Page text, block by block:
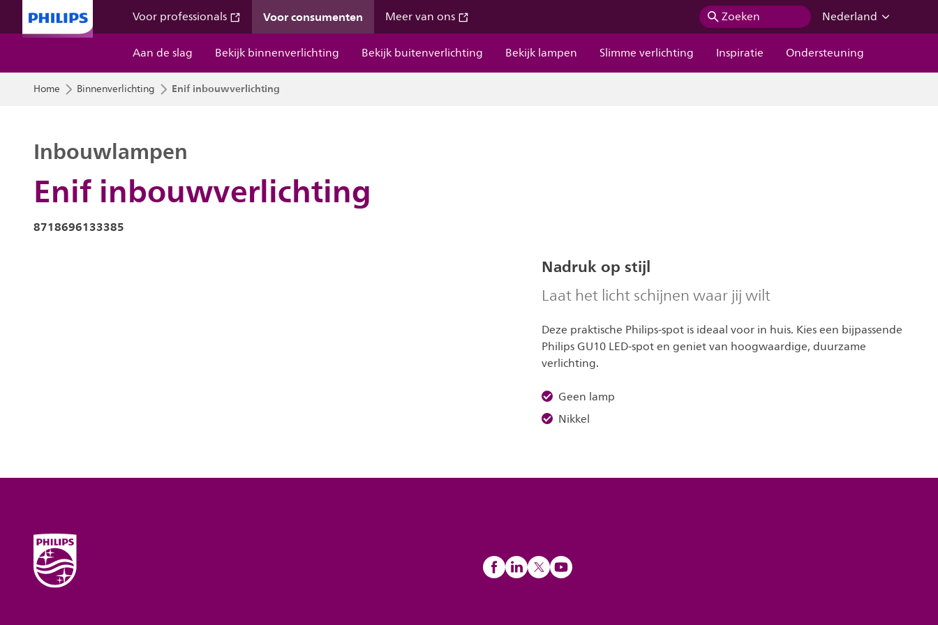
Voor professionals Voor consumenten Meer van ons Zoeken
Nederland
Aan de slag
Bekijk binnenverlichting Bekijk buitenverlichting Bekijk lampen Slimme verlichting Inspiratie Ondersteuning
Home Binnenverlichting Enif inbouwverlichting
Enif inbouwverlichting
Inbouwlampen
8718696133385
Nadruk op stijl
Laat het licht schijnen waar jij wilt
Deze praktische Philips-spot is ideaal voor in huis. Kies een bijpassende
Philips GU10 LED-spot en geniet van hoogwaardige, duurzame
verlichting.
Geen lamp
Nikkel